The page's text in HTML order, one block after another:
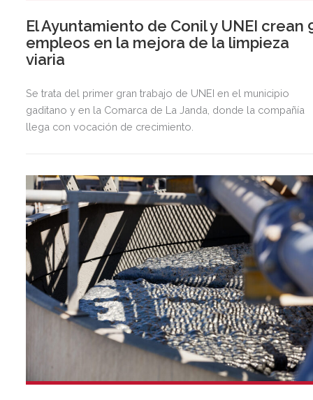
El Ayuntamiento de Conil y UNEI crean
empleos en la mejora de la limpieza
viaria
Se trata del primer gran trabajo de UNEI en el municipio
gaditano y en la Comarca de La Janda, donde la compañía
llega con vocación de crecimiento.